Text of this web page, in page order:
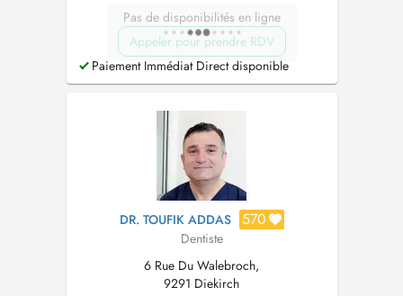
Pas de disponibilités en ligne
Appeler pour prendre RDV
Paiement Immédiat Direct disponible
DR. TOUFIK ADDAS 570
Dentiste
6 Rue Du Walebroch,
9291 Diekirch